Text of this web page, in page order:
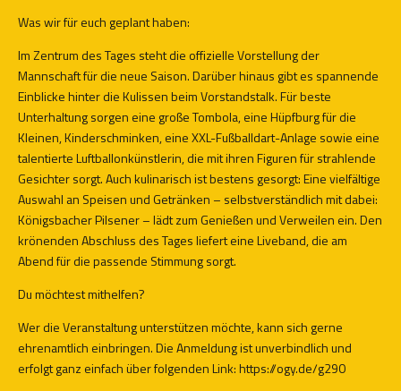
Was wir für euch geplant haben:
Im Zentrum des Tages steht die offizielle Vorstellung der
Mannschaft für die neue Saison. Darüber hinaus gibt es spannende
Einblicke hinter die Kulissen beim Vorstandstalk. Für beste
Unterhaltung sorgen eine große Tombola, eine Hüpfburg für die
Kleinen, Kinderschminken, eine XXL-Fußballdart-Anlage sowie eine
talentierte Luftballonkünstlerin, die mit ihren Figuren für strahlende
Gesichter sorgt. Auch kulinarisch ist bestens gesorgt: Eine vielfältige
Auswahl an Speisen und Getränken – selbstverständlich mit dabei:
Königsbacher Pilsener – lädt zum Genießen und Verweilen ein. Den
krönenden Abschluss des Tages liefert eine Liveband, die am
Abend für die passende Stimmung sorgt.
Du möchtest mithelfen?
Wer die Veranstaltung unterstützen möchte, kann sich gerne
ehrenamtlich einbringen. Die Anmeldung ist unverbindlich und
erfolgt ganz einfach über folgenden Link: https://ogy.de/g290